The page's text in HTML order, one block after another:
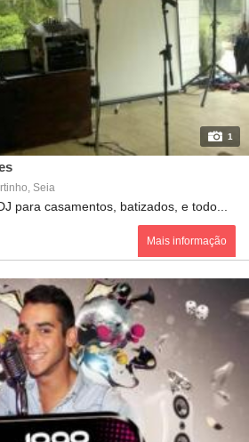
1
Seia
para casamentos, batizados, e todo...
Mais informação